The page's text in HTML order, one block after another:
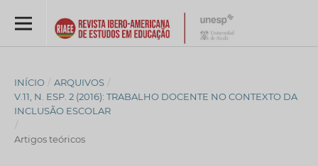
INÍCIO / ARQUIVOS /
V.11, N. ESP. 2 (2016): TRABALHO DOCENTE NO CONTEXTO DA
INCLUSÃO ESCOLAR
/
Artigos teóricos